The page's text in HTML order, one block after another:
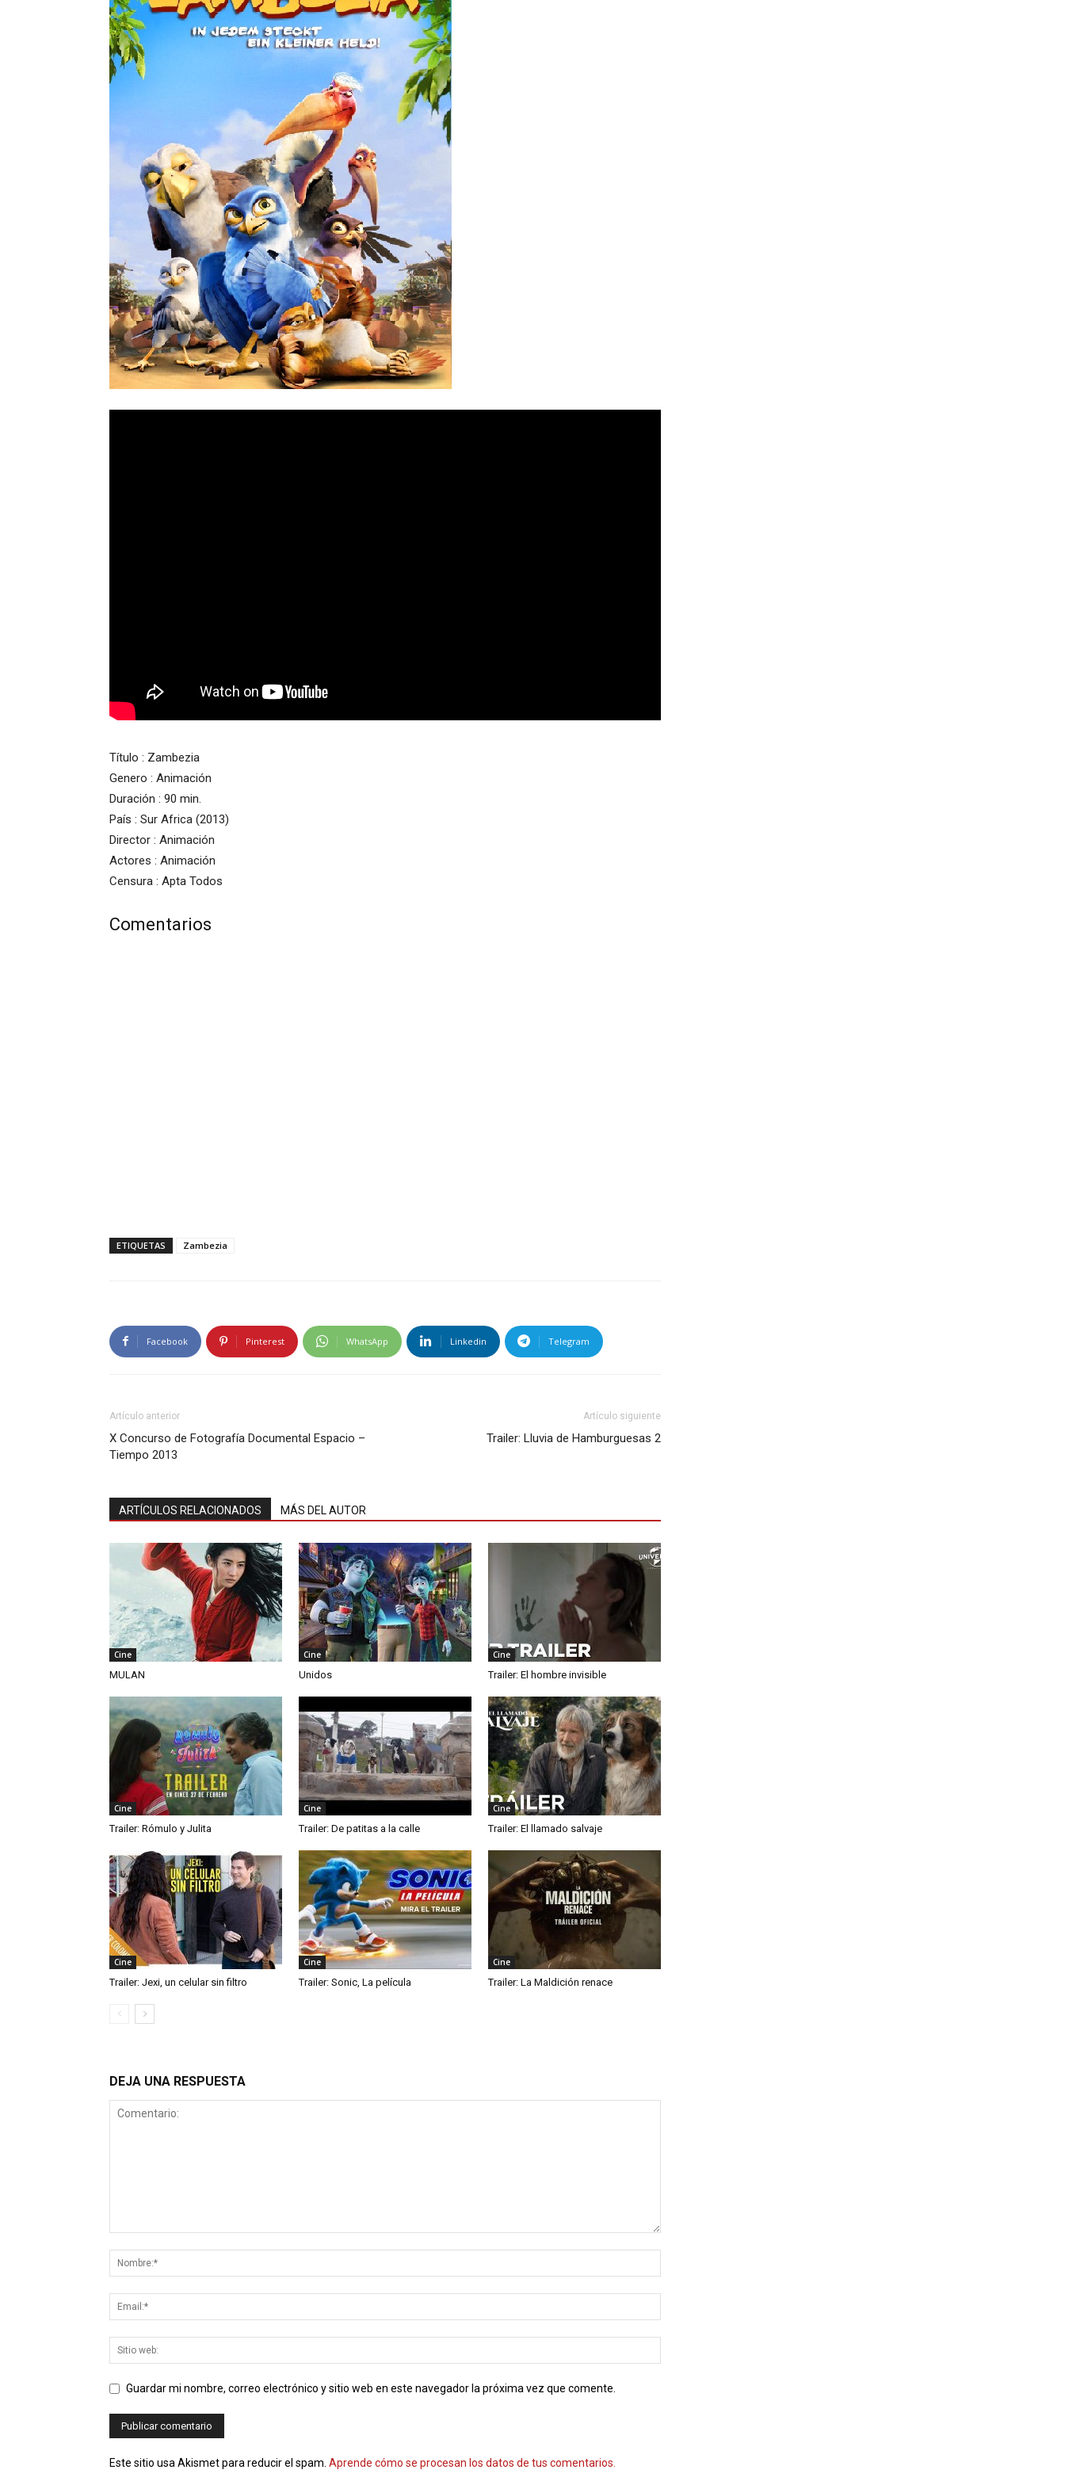
Título : Zambezia
Genero : Animación
Duración : 90 min.
País : Sur Africa (2013)
Director : Animación
Actores : Animación
Censura : Apta Todos
Comentarios
ETIQUETAS Zambezia
Facebook Pinterest WhatsApp Linkedin Telegram
Artículo anterior
X Concurso de Fotografía Documental Espacio –
Tiempo 2013
Artículo siguiente
Trailer: Lluvia de Hamburguesas 2
ARTÍCULOS RELACIONADOS MÁS DEL AUTOR
Cine
MULAN
Cine
Unidos
Cine
Trailer: El hombre invisible
Cine
Trailer: Rómulo y Julita
Cine
Trailer: De patitas a la calle
Cine
Trailer: El llamado salvaje
Cine
Trailer: Jexi, un celular sin filtro
Cine
Trailer: Sonic, La película
Cine
Trailer: La Maldición renace
DEJA UNA RESPUESTA
Guardar mi nombre, correo electrónico y sitio web en este navegador la próxima vez que comente.
Este sitio usa Akismet para reducir el spam. Aprende cómo se procesan los datos de tus comentarios.